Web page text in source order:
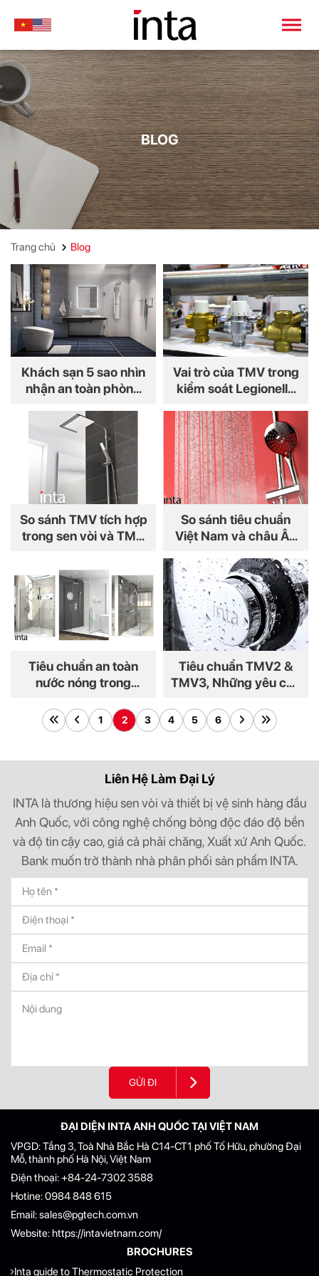
BLOG
Trang chủ Blog
Khách sạn 5 sao nhìn
nhận an toàn phòng
Vai trò của TMV trong
kiểm soát Legionella
nóng
So sánh TMV tích hợp
trong sen vòi và TMV
giải pháp nào tối ưu
cho an toàn phòng
tắm?
So sánh tiêu chuẩn
Việt Nam và châu Âu
nóng
Tiêu chuẩn an toàn
nước nóng trong
sao TMV là bắt buộc?
Tiêu chuẩn TMV2 &
TMV3, Những yêu cầu
bị INTA đáp ứng đầy
đủ
1 2 3 4 5 6
Liên Hệ Làm Đại Lý
INTA là thương hiệu sen vòi và thiết bị vệ sinh hàng đầu
Anh Quốc, với công nghệ chống bỏng độc đáo độ bền
và độ tin cậy cao, giá cả phải chăng, Xuất xứ Anh Quốc.
Bank muốn trở thành nhà phân phối sản phẩm INTA.
GỬI ĐI
ĐẠI DIỆN INTA ANH QUỐC TẠI VIỆT NAM
VPGD: Tầng 3, Toà Nhà Bắc Hà C14-CT1 phố Tố Hữu, phường Đại
Mỗ, thành phố Hà Nội, Việt Nam
Điện thoại:+84-24-7302 3588
Hotine:0984 848 615
Email:sales@pgtech.com.vn
Website:https://intavietnam.com/
BROCHURES
Inta guide to Thermostatic Protection